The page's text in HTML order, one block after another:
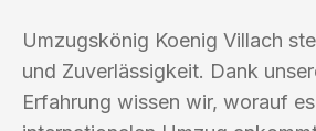
Umzugskönig Koenig Villach
und Zuverlässigkeit. Dank
Erfahrung wissen wir, worauf